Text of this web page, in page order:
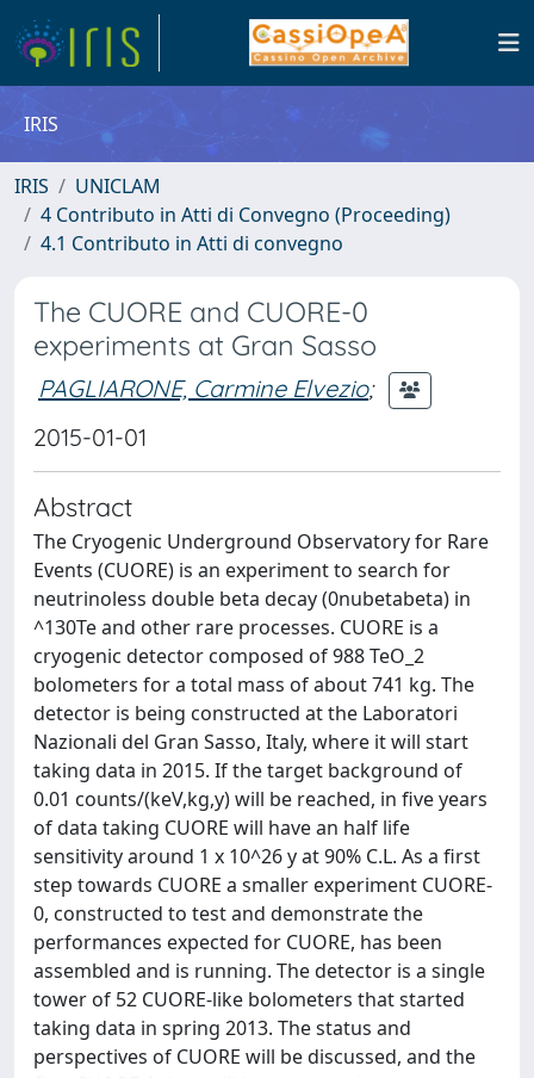
IRIS
IRIS
UNICLAM
4 Contributo in Atti di Convegno (Proceeding)
4.1 Contributo in Atti di convegno
The CUORE and CUORE-0
experiments at Gran Sasso
PAGLIARONE, Carmine Elvezio;
2015-01-01
Abstract
The Cryogenic Underground Observatory for Rare
Events (CUORE) is an experiment to search for
neutrinoless double beta decay (0nubetabeta) in
^130Te and other rare processes. CUORE is a
cryogenic detector composed of 988 TeO_2
bolometers for a total mass of about 741 kg. The
detector is being constructed at the Laboratori
Nazionali del Gran Sasso, Italy, where it will start
taking data in 2015. If the target background of
0.01 counts/(keV,kg,y) will be reached, in five years
of data taking CUORE will have an half life
sensitivity around 1 x 10^26 y at 90% C.L. As a first
step towards CUORE a smaller experiment CUORE-
0, constructed to test and demonstrate the
performances expected for CUORE, has been
assembled and is running. The detector is a single
tower of 52 CUORE-like bolometers that started
taking data in spring 2013. The status and
perspectives of CUORE will be discussed, and the